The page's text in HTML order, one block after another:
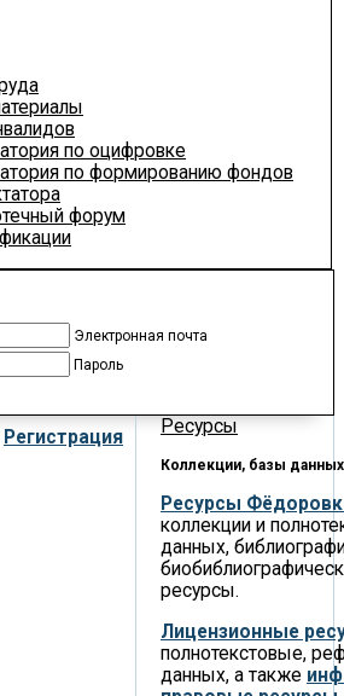
по оцифровке
по формированию фондов
форум
Электронная почта
Пароль
Регистрация Ресурсы
Коллекции, базы данных
Ресурсы
коллекции и
данных,
ресурсы.
Лицензионные
полнотекстовые,
данных, а также